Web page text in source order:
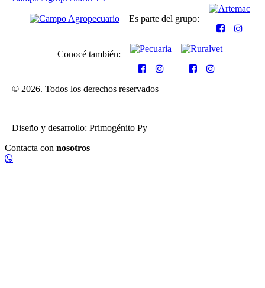
Es parte del grupo:
Conocé también:
© 2026. Todos los derechos reservados
Diseño y desarrollo: Primogénito Py
Contacta con nosotros